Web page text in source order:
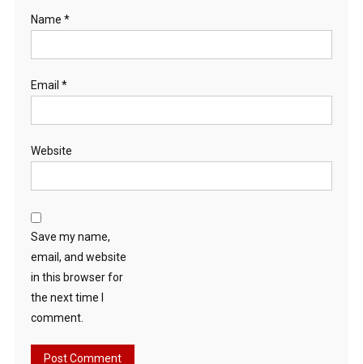
Name *
Email *
Website
Save my name,
email, and website
in this browser for
the next time I
comment.